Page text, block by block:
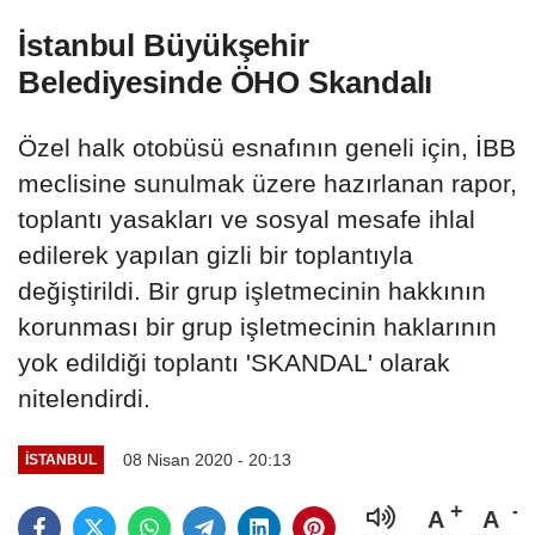
İstanbul Büyükşehir
Belediyesinde ÖHO Skandalı
Özel halk otobüsü esnafının geneli için, İBB
meclisine sunulmak üzere hazırlanan rapor,
toplantı yasakları ve sosyal mesafe ihlal
edilerek yapılan gizli bir toplantıyla
değiştirildi. Bir grup işletmecinin hakkının
korunması bir grup işletmecinin haklarının
yok edildiği toplantı 'SKANDAL' olarak
nitelendirdi.
İSTANBUL 08 Nisan 2020 - 20:13
A A